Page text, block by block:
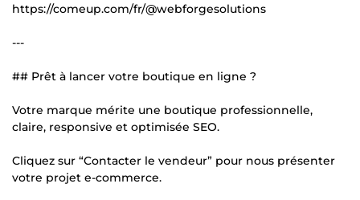
https://comeup.com/fr/@webforgesolutions
---
## Prêt à lancer votre boutique en ligne ?
Votre marque mérite une boutique professionnelle,
claire, responsive et optimisée SEO.
Cliquez sur “Contacter le vendeur” pour nous présenter
votre projet e-commerce.